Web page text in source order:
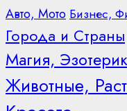
Авто, Мото Бизнес,
Города и Страны
Магия,
Животные,